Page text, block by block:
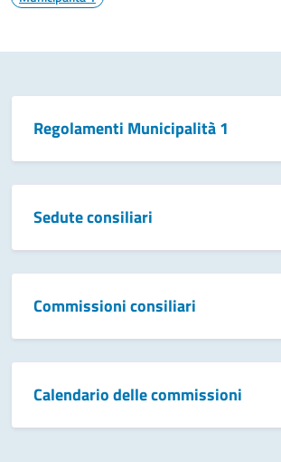
Contenuti in evidenza
Regolamenti Municipalità 1
Sedute consiliari
Commissioni consiliari
Calendario delle commissioni